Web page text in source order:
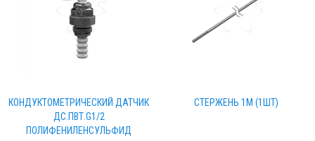
КОНДУКТОМЕТРИЧЕСКИЙ ДАТЧИК
ДС.ПВТ.G1/2
ПОЛИФЕНИЛЕНСУЛЬФИД
СТЕРЖЕНЬ 1М (1ШТ)